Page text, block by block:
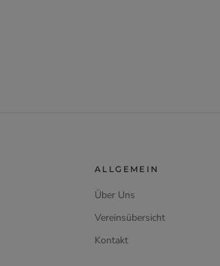
ALLGEMEIN
Über Uns
Vereinsübersicht
Kontakt